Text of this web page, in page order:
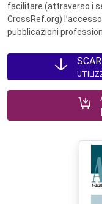
facilitare (attraverso i
CrossRef.org)
pubblicazioni